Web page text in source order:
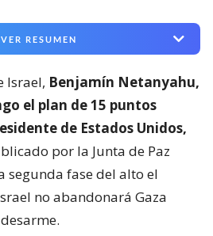
VER RESUMEN
Israel, Benjamín Netanyahu,
el plan de 15 puntos
de Estados Unidos,
por la Junta de Paz
segunda fase del alto el
no abandonará Gaza